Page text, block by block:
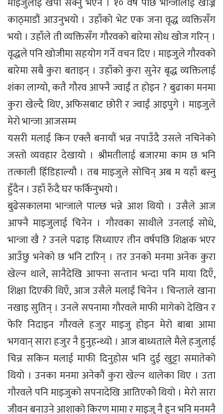
काठ्माडौं आउनुभयो । उहाँको भेट एक जना वृद्ध व्यक्तिसँग
भयो । उहाँले ती व्यक्तिसँग गौरवको बारेमा सोध खोज गरिन् ।
वृद्धले पनि खोजीमा सहयोग गर्ने वचन दिए । माइजुले गौरवको
बारेमा सबै कुरा बताइन् । उहाँको कुरा सुनेर बृद्ध व्यक्तिलाई
शंका लाग्यो, कतै गौरव आफ्नै ज्वाईं त होइन ? बुढाका मनमा
कुरा खेल्दै थिए, अफिसबाट छोरी र ज्वाईं आइपुगे । माइजुले
मेरो भान्जा आजसम्म
यसरी मलाई किन एक्लै बनायौं भन्न नपाउँदै उसले नचिनेको
जस्तो व्यवहार देखायो । श्रीमतीलाई बजारमा काम छ भनि
तत्काली हिँडिहाल्यौ । तब माइजुले सोचिन् अब म यहाँ बस्नु
हुँदैन । उहाँ रुँदै घर फर्किनुभयो ।
बुढेसकालमा भान्जाले पाल्छ भन्ने आश थियो । उसैले आज
आफ्नै माइजुलाई चिनेन । गौरवका साथीले उनलाई सोधे,
भान्जा खै ? उनले पढाइ सिध्याएर तीन वर्षपछि शिक्षक भएर
आउँछु भनेको छ भनि टारिन् । तर उनको मनमा अनेक कुरा
खेल्न थाले, सानैदेखि आफ्ना सन्तान भन्दा पनि माया दिएँ,
शिक्षा दिएकी थिएँ, आज उसैले मलाई चिनेन । चिन्ताले खाना
नखाइ सुतिन् । उनले सपनामा गौरवले माफी मागेको देखिन र
फेरि निदाइन गौरवले हजुर माइजु होइन मेरो बाबा आमा
भगवान् सारा हजुर नै हुनुहन्थ्यो । आज बाध्यताले मैले हजुलाई
चिन्न सकिन मलाई माफी दिनुहोस भनि दुई खुट्टा समातेको
थियो । उनका मनमा अनेकौं कुरा खेल्न थालेका थिए । उता
गौरवले पनि माइजुको सपनादेखि आतिएकोे थियो । मेरो सारा
जीवन बनाउने आशाको किरण मामा र माइजु नै हुन भनि मनमनै